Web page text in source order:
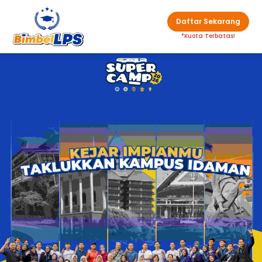
Daftar Sekarang
*Kuota Terbatas!